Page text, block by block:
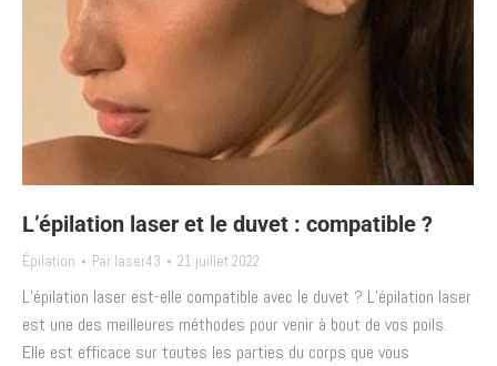
L’épilation laser et le duvet : compatible ?
Épilation Par laser43 21 juillet 2022
L’épilation laser est-elle compatible avec le duvet ? L’épilation laser
est une des meilleures méthodes pour venir à bout de vos poils.
Elle est efficace sur toutes les parties du corps que vous